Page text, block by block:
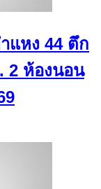
แหง 44 ตึก
2 ห้องนอน